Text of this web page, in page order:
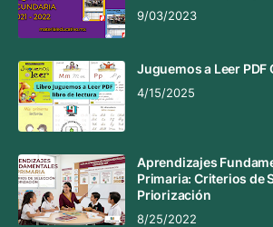
9/03/2023
Juguemos a Leer PDF
4/15/2025
Aprendizajes
Primaria: Criterios de
Priorización
8/25/2022